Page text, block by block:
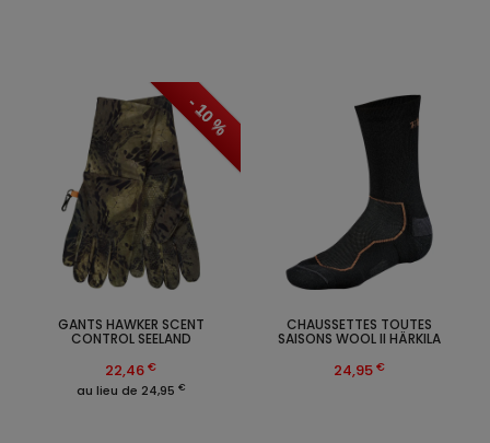
CHAUSSETTES TOUTES
SAISONS WOOL II HÄRKILA
24,95 €
- 10 %
GANTS HAWKER SCENT
CONTROL SEELAND
22,46 €
au lieu de 24,95 €